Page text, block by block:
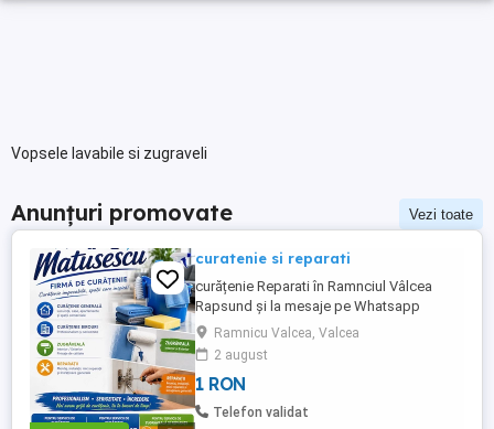
Vopsele lavabile si zugraveli
Anunțuri promovate Vezi toate
curatenie si reparati
curățenie Reparati în Ramnciul Vâlcea
Rapsund și la mesaje pe Whatsapp
Ramnicu Valcea, Valcea
2 august
1 RON
Telefon validat